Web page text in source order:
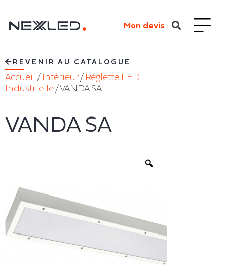
Mon devis
REVENIR AU CATALOGUE
Accueil / Intérieur/ Réglette LED
Industrielle / VANDA SA
VANDA SA